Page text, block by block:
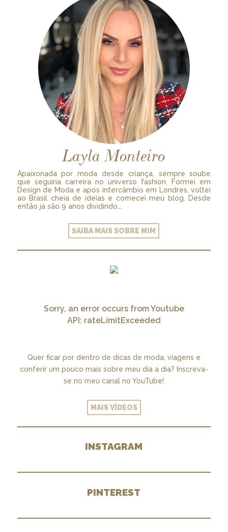
Layla Monteiro
Apaixonada por moda desde criança, sempre soube
que seguiria carreira no universo fashion. Formei em
Design de Moda e após intercâmbio em Londres, voltei
ao Brasil cheia de ideias e comecei meu blog. Desde
então já são 9 anos dividindo...
SAIBA MAIS SOBRE MIM
Sorry, an error occurs from Youtube
API: rateLimitExceeded
Quer ficar por dentro de dicas de moda, viagens e
conferir um pouco mais sobre meu dia a dia? Inscreva-
se no meu canal no YouTube!
MAIS VÍDEOS
INSTAGRAM
PINTEREST